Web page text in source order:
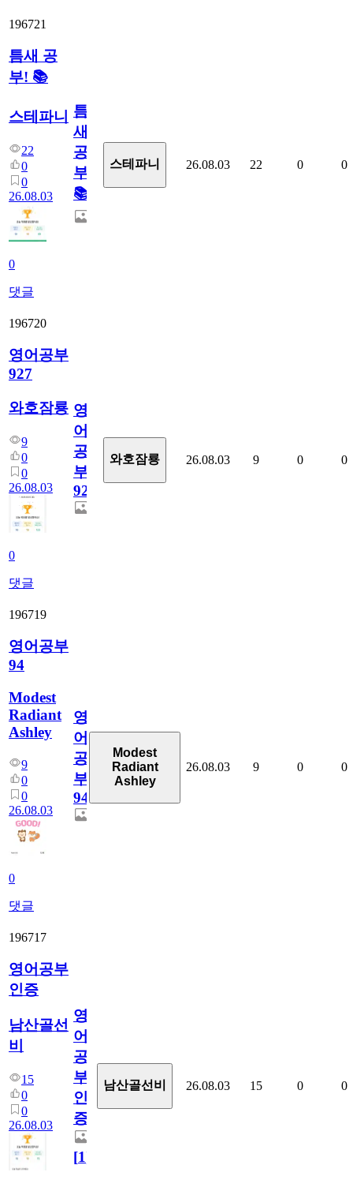
196721
틈새 공
부! 📚
스테파니
22
0
0
26.08.03
0
댓글
틈
새
공
부!
📚
스테파니 26.08.03 22 0 0
196720
영어공부
927
와호잠룡
9
0
0
26.08.03
0
댓글
영
어
공
부
927
와호잠룡 26.08.03 9 0 0
196719
영어공부
94
Modest
Radiant
Ashley
9
0
0
26.08.03
0
댓글
영
어
공
부
94
Modest
Radiant
Ashley
26.08.03 9 0 0
196717
영어공부
인증
남산골선
비
15
0
0
26.08.03
영
어
공
부
인
증
[1]
남산골선비 26.08.03 15 0 0